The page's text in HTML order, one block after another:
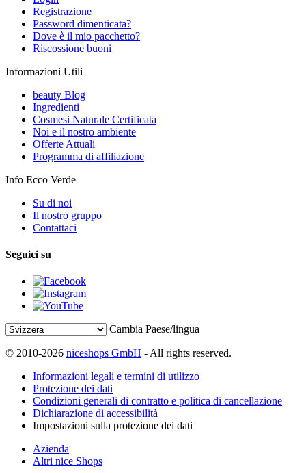
Registrazione
Password dimenticata?
Dove è il mio pacchetto?
Riscossione buoni
Informazioni Utili
beauty Blog
Ingredienti
Cosmesi Naturale Certificata
Noi e il nostro ambiente
Offerte Attuali
Programma di affiliazione
Info Ecco Verde
Su di noi
Il nostro gruppo
Contattaci
Seguici su
Cambia Paese/lingua
© 2010-2026 niceshops GmbH - All rights reserved.
Informazioni legali e termini di utilizzo
Protezione dei dati
Condizioni generali di contratto e politica di cancellazione
Dichiarazione di accessibilità
Impostazioni sulla protezione dei dati
Azienda
Altri nice Shops